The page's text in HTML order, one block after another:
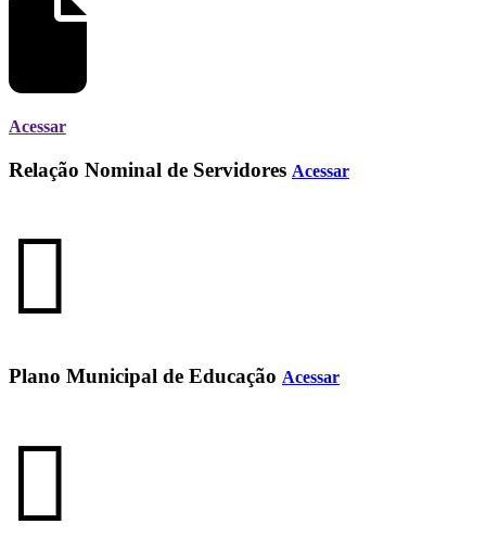
Acessar
Relação Nominal de Servidores Acessar
Plano Municipal de Educação Acessar